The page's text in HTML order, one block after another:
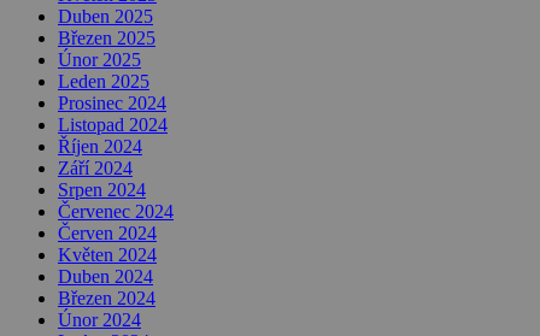
Duben 2025
Březen 2025
Únor 2025
Leden 2025
Prosinec 2024
Listopad 2024
Říjen 2024
Září 2024
Srpen 2024
Červenec 2024
Červen 2024
Květen 2024
Duben 2024
Březen 2024
Únor 2024